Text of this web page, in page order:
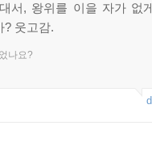
서, 왕위를 이을 자가 없
? 웃고감.
나요?